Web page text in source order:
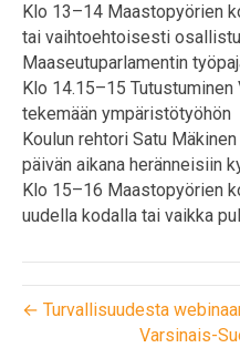
Klo 13–14 Maastopyörien
tai vaihtoehtoisesti
Maaseutuparlamentin
Klo 14.15–15
tekemään ympäristötyöhön
Koulun rehtori Satu
päivän aikana heränneisiin
Klo 15–16 Maastopyörien
uudella kodalla tai vaikka
← Turvallisuudesta
Varsinais-